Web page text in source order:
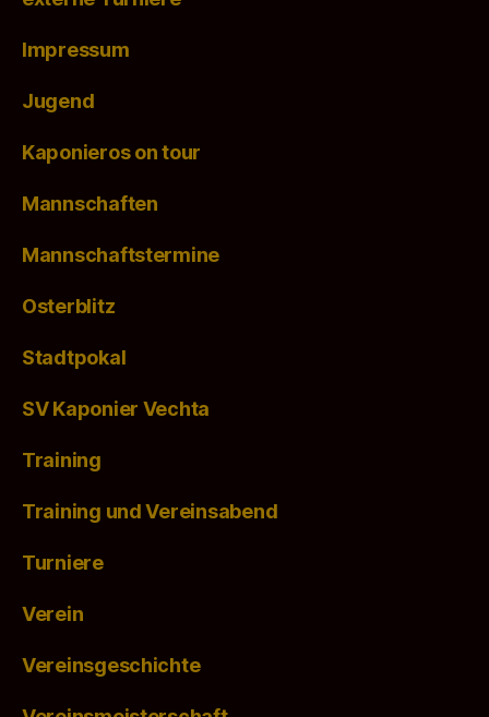
Impressum
Jugend
Kaponieros on tour
Mannschaften
Mannschaftstermine
Osterblitz
Stadtpokal
SV Kaponier Vechta
Training
Training und Vereinsabend
Turniere
Verein
Vereinsgeschichte